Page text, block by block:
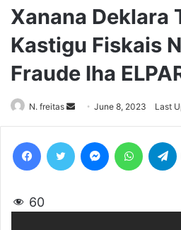
Xanana Deklara
Kastigu Fiskais
Fraude Iha
N. freitas
Send
an
email
June 8, 2023 Last
60